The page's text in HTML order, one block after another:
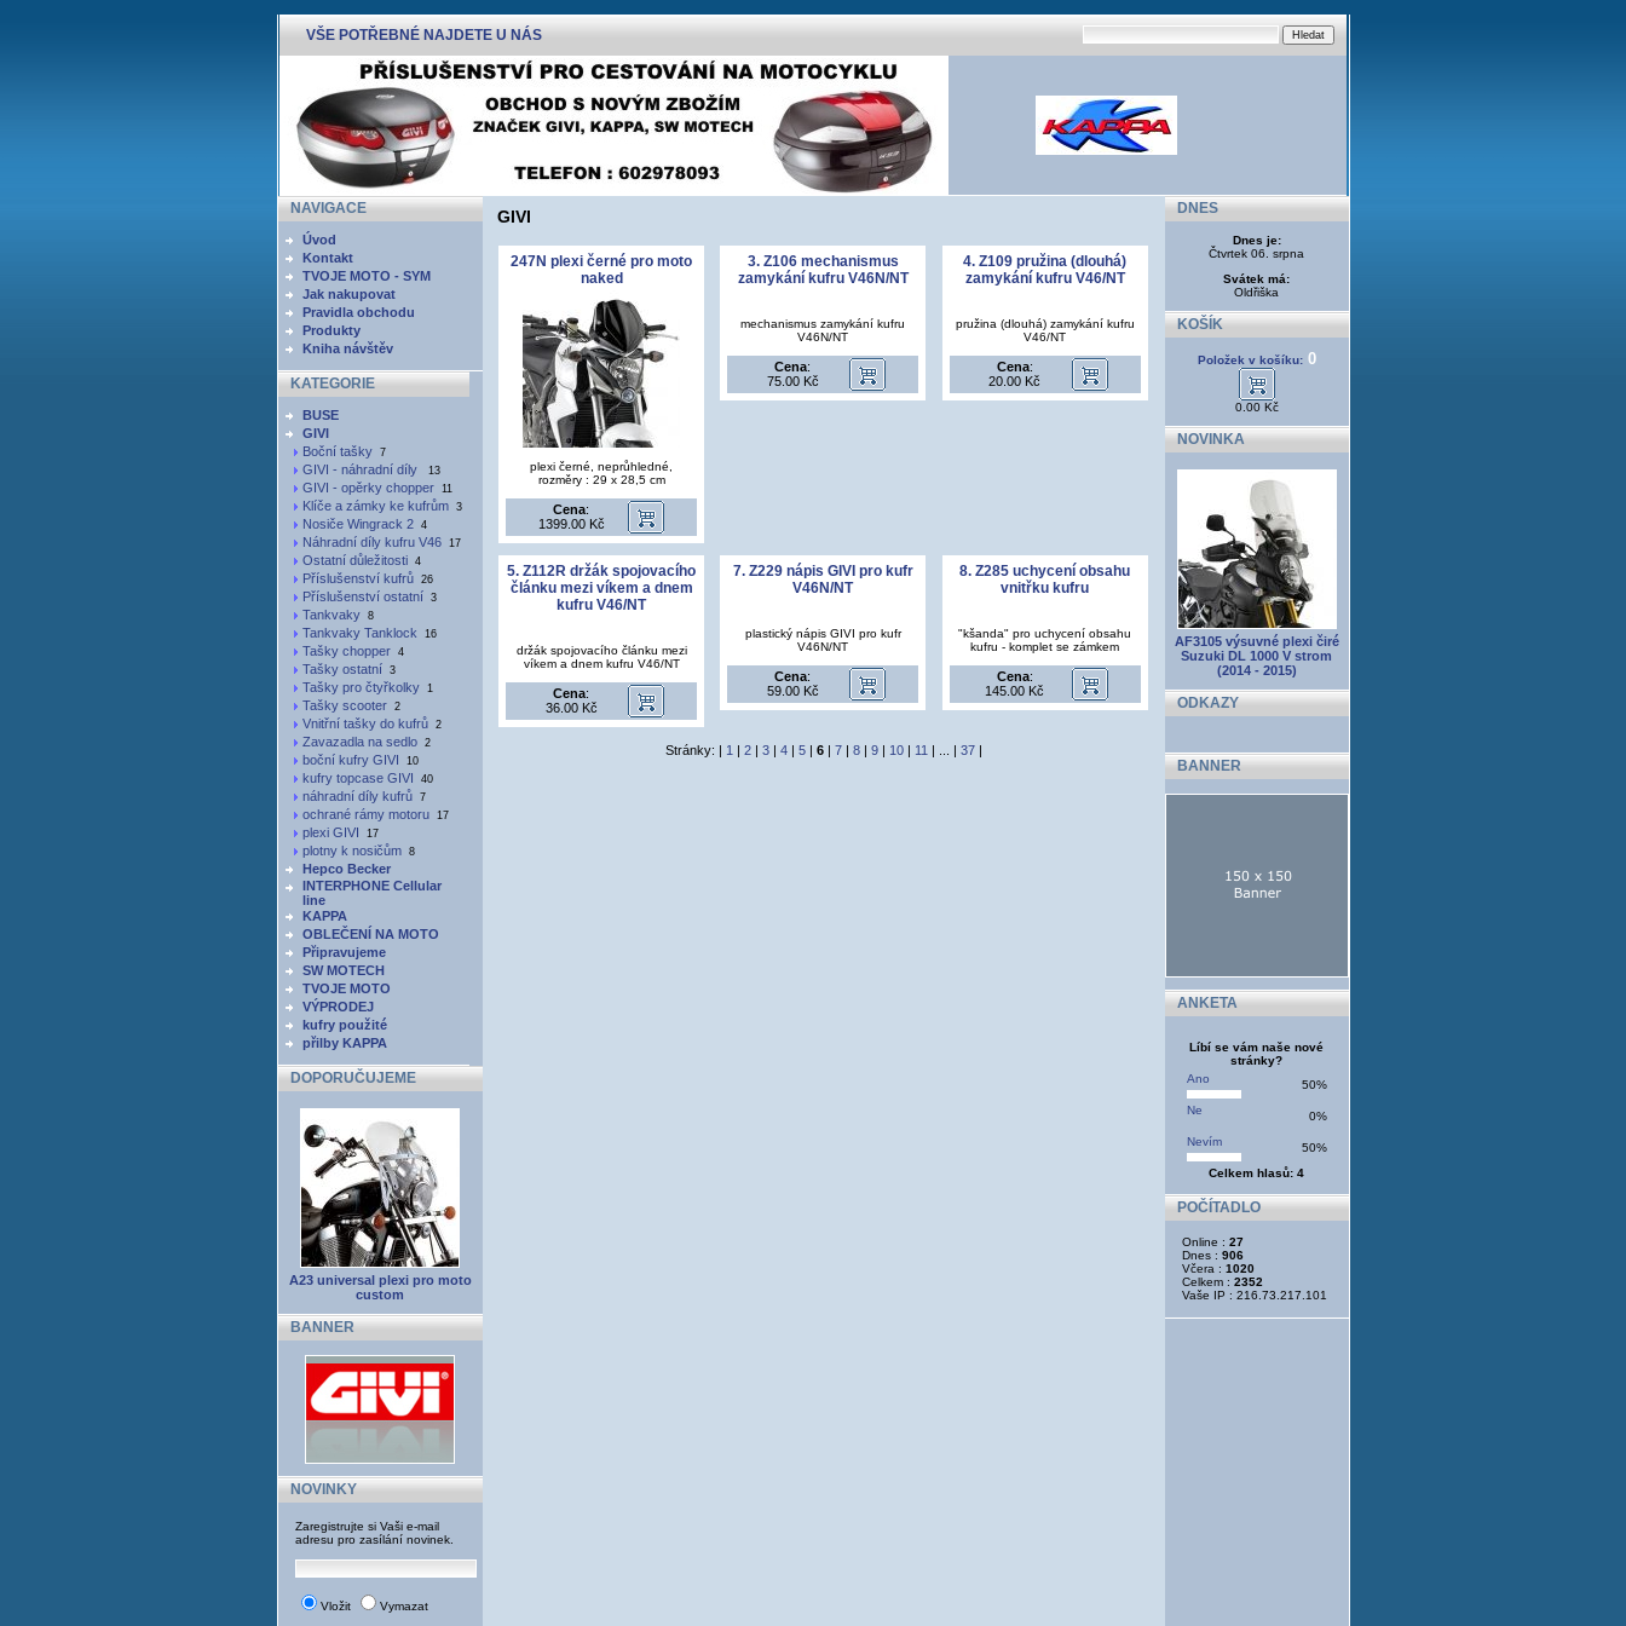
VŠE POTŘEBNÉ NAJDETE U NÁS
NAVIGACE
Úvod
Kontakt
TVOJE MOTO - SYM
Jak nakupovat
Pravidla obchodu
Produkty
Kniha návštěv
KATEGORIE
BUSE
GIVI
Boční tašky7
GIVI - náhradní díly 13
GIVI - opěrky chopper11
Klíče a zámky ke kufrům3
Nosiče Wingrack 24
Náhradní díly kufru V4617
Ostatní důležitosti4
Příslušenství kufrů26
Příslušenství ostatní 3
Tankvaky8
Tankvaky Tanklock16
Tašky chopper4
Tašky ostatní 3
Tašky pro čtyřkolky1
Tašky scooter2
Vnitřní tašky do kufrů2
Zavazadla na sedlo2
boční kufry GIVI 10
kufry topcase GIVI 40
náhradní díly kufrů7
ochrané rámy motoru17
plexi GIVI 17
plotny k nosičům8
Hepco Becker
INTERPHONE Cellular
line
KAPPA
OBLEČENÍ NA MOTO
Připravujeme
SW MOTECH
TVOJE MOTO
VÝPRODEJ
kufry použité
přilby KAPPA
DOPORUČUJEME
A23 universal plexi pro moto
custom
BANNER
NOVINKY
Zaregistrujte si Vaši e-mail
adresu pro zasílání novinek.
Vložit Vymazat
GIVI
247N plexi černé pro moto
naked
plexi černé, neprůhledné,
rozměry : 29 x 28,5 cm
Cena:
1399.00 Kč
3. Z106 mechanismus
zamykání kufru V46N/NT
mechanismus zamykání kufru
V46N/NT
Cena:
75.00 Kč
4. Z109 pružina (dlouhá)
zamykání kufru V46/NT
pružina (dlouhá) zamykání kufru
V46/NT
Cena:
20.00 Kč
5. Z112R držák spojovacího
článku mezi víkem a dnem
kufru V46/NT
držák spojovacího článku mezi
víkem a dnem kufru V46/NT
Cena:
36.00 Kč
7. Z229 nápis GIVI pro kufr
V46N/NT
plastický nápis GIVI pro kufr
V46N/NT
Cena:
59.00 Kč
8. Z285 uchycení obsahu
vnitřku kufru
"kšanda" pro uchycení obsahu
kufru - komplet se zámkem
Cena:
145.00 Kč
Stránky: | 1 | 2| 3| 4| 5| 6| 7| 8| 9| 10| 11 | ... | 37|
DNES
Dnes je:
Čtvrtek 06. srpna
Svátek má:
Oldřiška
KOŠÍK
Položek v košíku:0
0.00 Kč
NOVINKA
AF3105 výsuvné plexi čiré
Suzuki DL 1000 V strom
(2014 - 2015)
ODKAZY
BANNER
ANKETA
Líbí se vám naše nové
stránky?
Ano
50%
Ne
0%
Nevím
50%
Celkem hlasů: 4
POČÍTADLO
Online : 27
Dnes : 906
Včera : 1020
Celkem : 2352
Vaše IP : 216.73.217.101